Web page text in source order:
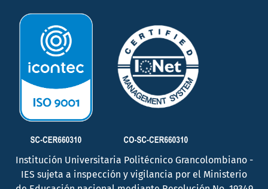
Institución Universitaria Politécnico Grancolombiano -
IES sujeta a inspección y vigilancia por el Ministerio